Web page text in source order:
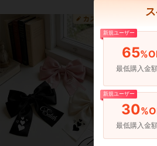
新規ユーザー
65
最低購入金
新規ユーザー
30
最低購入金